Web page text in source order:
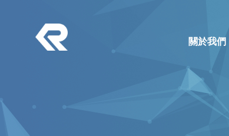
Navigation
關於我們